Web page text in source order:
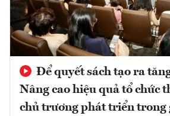
Để quyết sách tạo ra
Nâng cao hiệu quả tổ chức
chủ trương phát triển trong